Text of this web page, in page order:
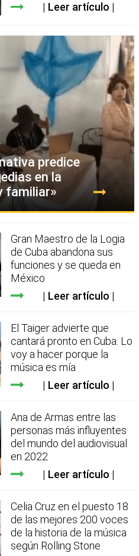
Leer artículo
predice
en la
familiar»
Gran Maestro de la Logia
de Cuba abandona sus
funciones y se queda en
México
Leer artículo
El Taiger advierte que
cantará pronto en Cuba: Lo
voy a hacer porque la
música es mía
Leer artículo
Ana de Armas entre las
personas más influyentes
del mundo del audiovisual
en 2022
Leer artículo
Celia Cruz en el puesto 18
de las mejores 200 voces
de la historia de la música
según Rolling Stone